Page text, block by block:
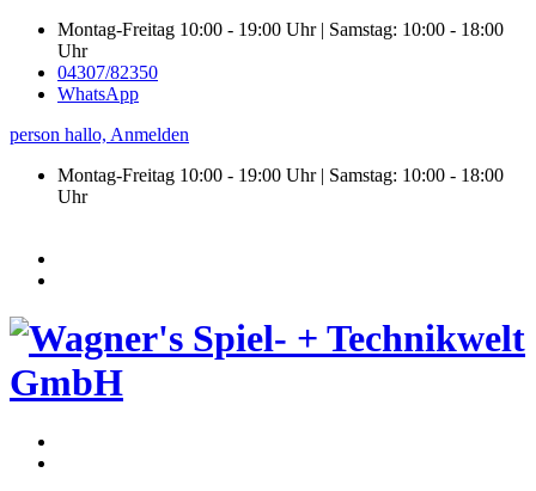
Montag-Freitag 10:00 - 19:00 Uhr | Samstag: 10:00 - 18:00
Uhr
04307/82350
WhatsApp
person hallo, Anmelden
Montag-Freitag 10:00 - 19:00 Uhr | Samstag: 10:00 - 18:00
Uhr